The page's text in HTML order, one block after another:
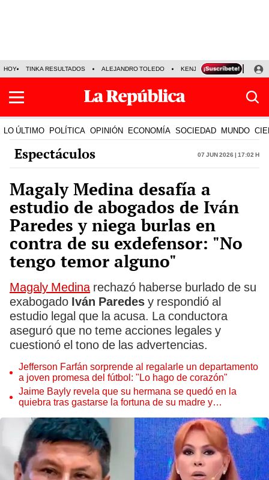
HOY TINKA RESULTADOS ALEJANDRO TOLEDO KENJI FUJIMORI
LO ÚLTIMO POLÍTICA OPINIÓN ECONOMÍA SOCIEDAD MUNDO
Espectáculos 07 Jun 2026 | 17:02 h
Magaly Medina desafía a
estudio de abogados de Iván
Paredes y niega burlas en
contra de su exdefensor: "No
tengo temor alguno"
Magaly Medinarechazó haberse burlado de su
exabogado Iván Paredes y respondió al
estudio legal que la acusa. La conductora
aseguró que no teme acciones legales y
cuestionó el tono de las advertencias.
Jefferson Farfán sorprende al regalarle un departamento
a joven promesa del fútbol: "Lo hago de corazón"
Jaime Bayly revela que su hermana se quedó en la
quiebra tras gastarse la fortuna de su madre y